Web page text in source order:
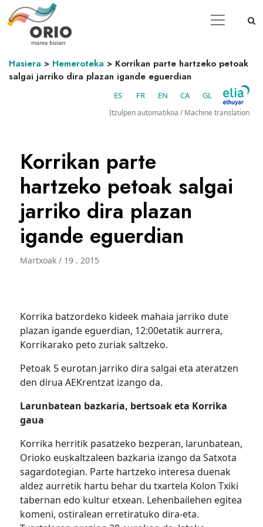
Hasiera > Hemeroteka > Korrikan parte hartzeko petoak
salgai jarriko dira plazan igande eguerdian
ES FR EN CA GL
Itzulpen automatikoa / Machine translation
Korrikan parte
hartzeko petoak salgai
jarriko dira plazan
igande eguerdian
Martxoak / 19 . 2015
Korrika batzordeko kideek mahaia jarriko dute
plazan igande eguerdian, 12:00etatik aurrera,
Korrikarako peto zuriak saltzeko.
Petoak 5 eurotan jarriko dira salgai eta ateratzen
den dirua AEKrentzat izango da.
Larunbatean bazkaria, bertsoak eta Korrika
gaua
Korrika herritik pasatzeko bezperan, larunbatean,
Orioko euskaltzaleen bazkaria izango da Satxota
sagardotegian. Parte hartzeko interesa duenak
aldez aurretik hartu behar du txartela Kolon Txiki
tabernan edo kultur etxean. Lehenbailehen egitea
komeni, ostiralean erretiratuko dira-eta.